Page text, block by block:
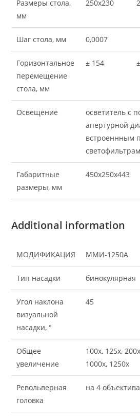
Размеры стола,
мм
250х230
Шаг стола, мм 0,0007
Горизонтальное
перемещение
стола, мм
± 154
Освещение
осветитель с
апертурной
встроеннным
Габаритные
размеры, мм
450х250х443
Additional information
МОДИФИКАЦИЯ ММИ-1250А
Тип насадки бинокулярная
Угол наклона
визуальной
насадки, °
45
Общее
увеличение
100х, 125х,
1000х, 1250х
Револьверная
головка
на 4 объектива